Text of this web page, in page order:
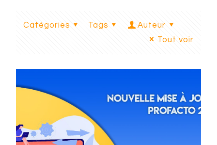
Catégories Tags
Auteur
Tout voir